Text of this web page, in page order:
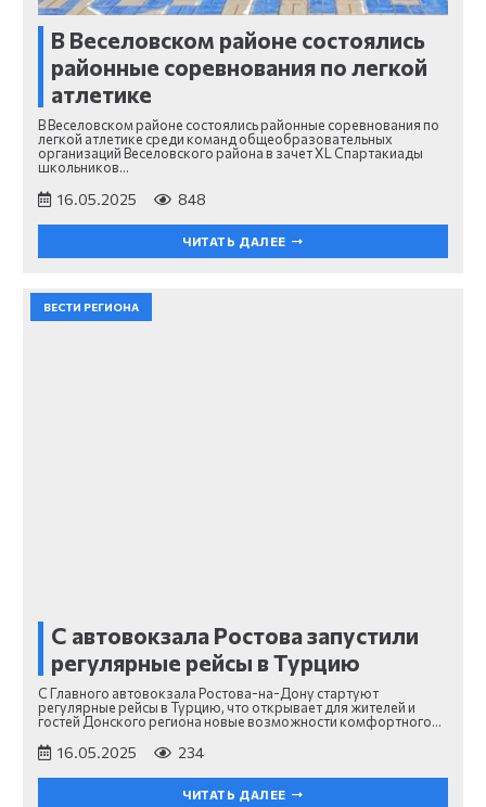
В Веселовском районе состоялись
районные соревнования по легкой
атлетике
В Веселовском районе состоялись районные соревнования по
легкой атлетике среди команд общеобразовательных
организаций Веселовского района в зачет XL Спартакиады
школьников…
16.05.2025 848
ЧИТАТЬ ДАЛЕЕ
ВЕСТИ РЕГИОНА
С автовокзала Ростова запустили
регулярные рейсы в Турцию
С Главного автовокзала Ростова-на-Дону стартуют
регулярные рейсы в Турцию, что открывает для жителей и
гостей Донского региона новые возможности комфортного…
16.05.2025 234
ЧИТАТЬ ДАЛЕЕ